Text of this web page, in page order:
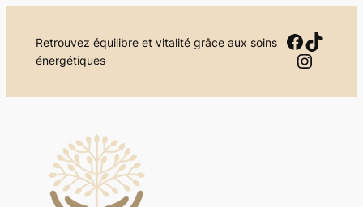
contenu
Retrouvez équilibre et vitalité grâce aux soins
énergétiques
TikTok